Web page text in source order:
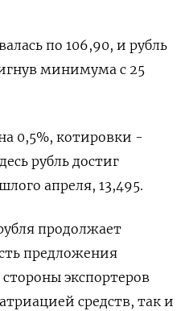
по 106,90, и рубль
минимума с 25
0,5%, котировки -
рубль достиг
апреля, 13,495.
продолжает
предложения
экспортеров
средств, так и